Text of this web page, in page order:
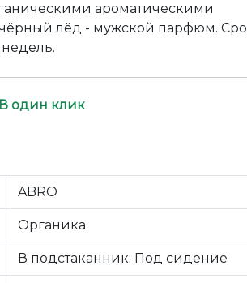
ароматическими
чёрный лёд - мужской парфюм.
В один клик
ABRO
Органика
В подстаканник; Под сидение